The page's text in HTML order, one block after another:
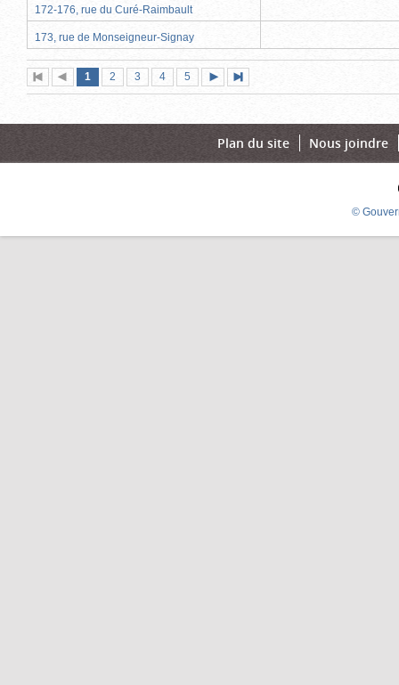
172-176, rue du Curé-Raimbault
173, rue de Monseigneur-Signay
Première
page
Page
précédente
Page
1 (page
actuelle)
Page
2 Page
3 Page
4 Page
5
suivante
page
Plan du site Nous joindre
©